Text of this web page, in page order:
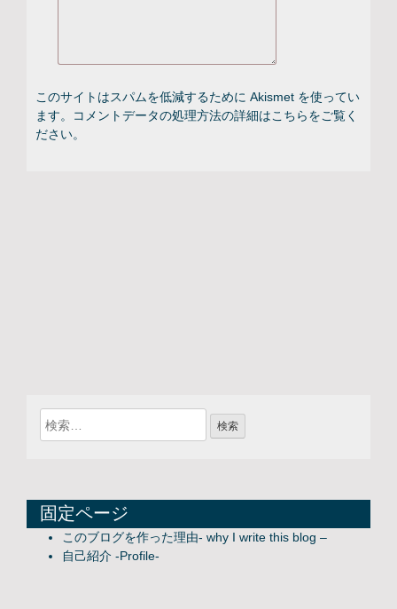
このサイトはスパムを低減するために Akismet を使ってい
ます。
コメントデータの処理方法の詳細はこちらをご覧く
ださい。
固定ページ
このブログを作った理由- why I write this blog –
自己紹介 -Profile-